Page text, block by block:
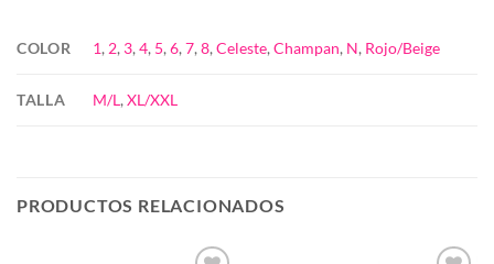
COLOR 1, 2, 3,4, 5,6,7,8,Celeste,Champan, N, Rojo/Beige
TALLA M/L,XL/XXL
PRODUCTOS RELACIONADOS